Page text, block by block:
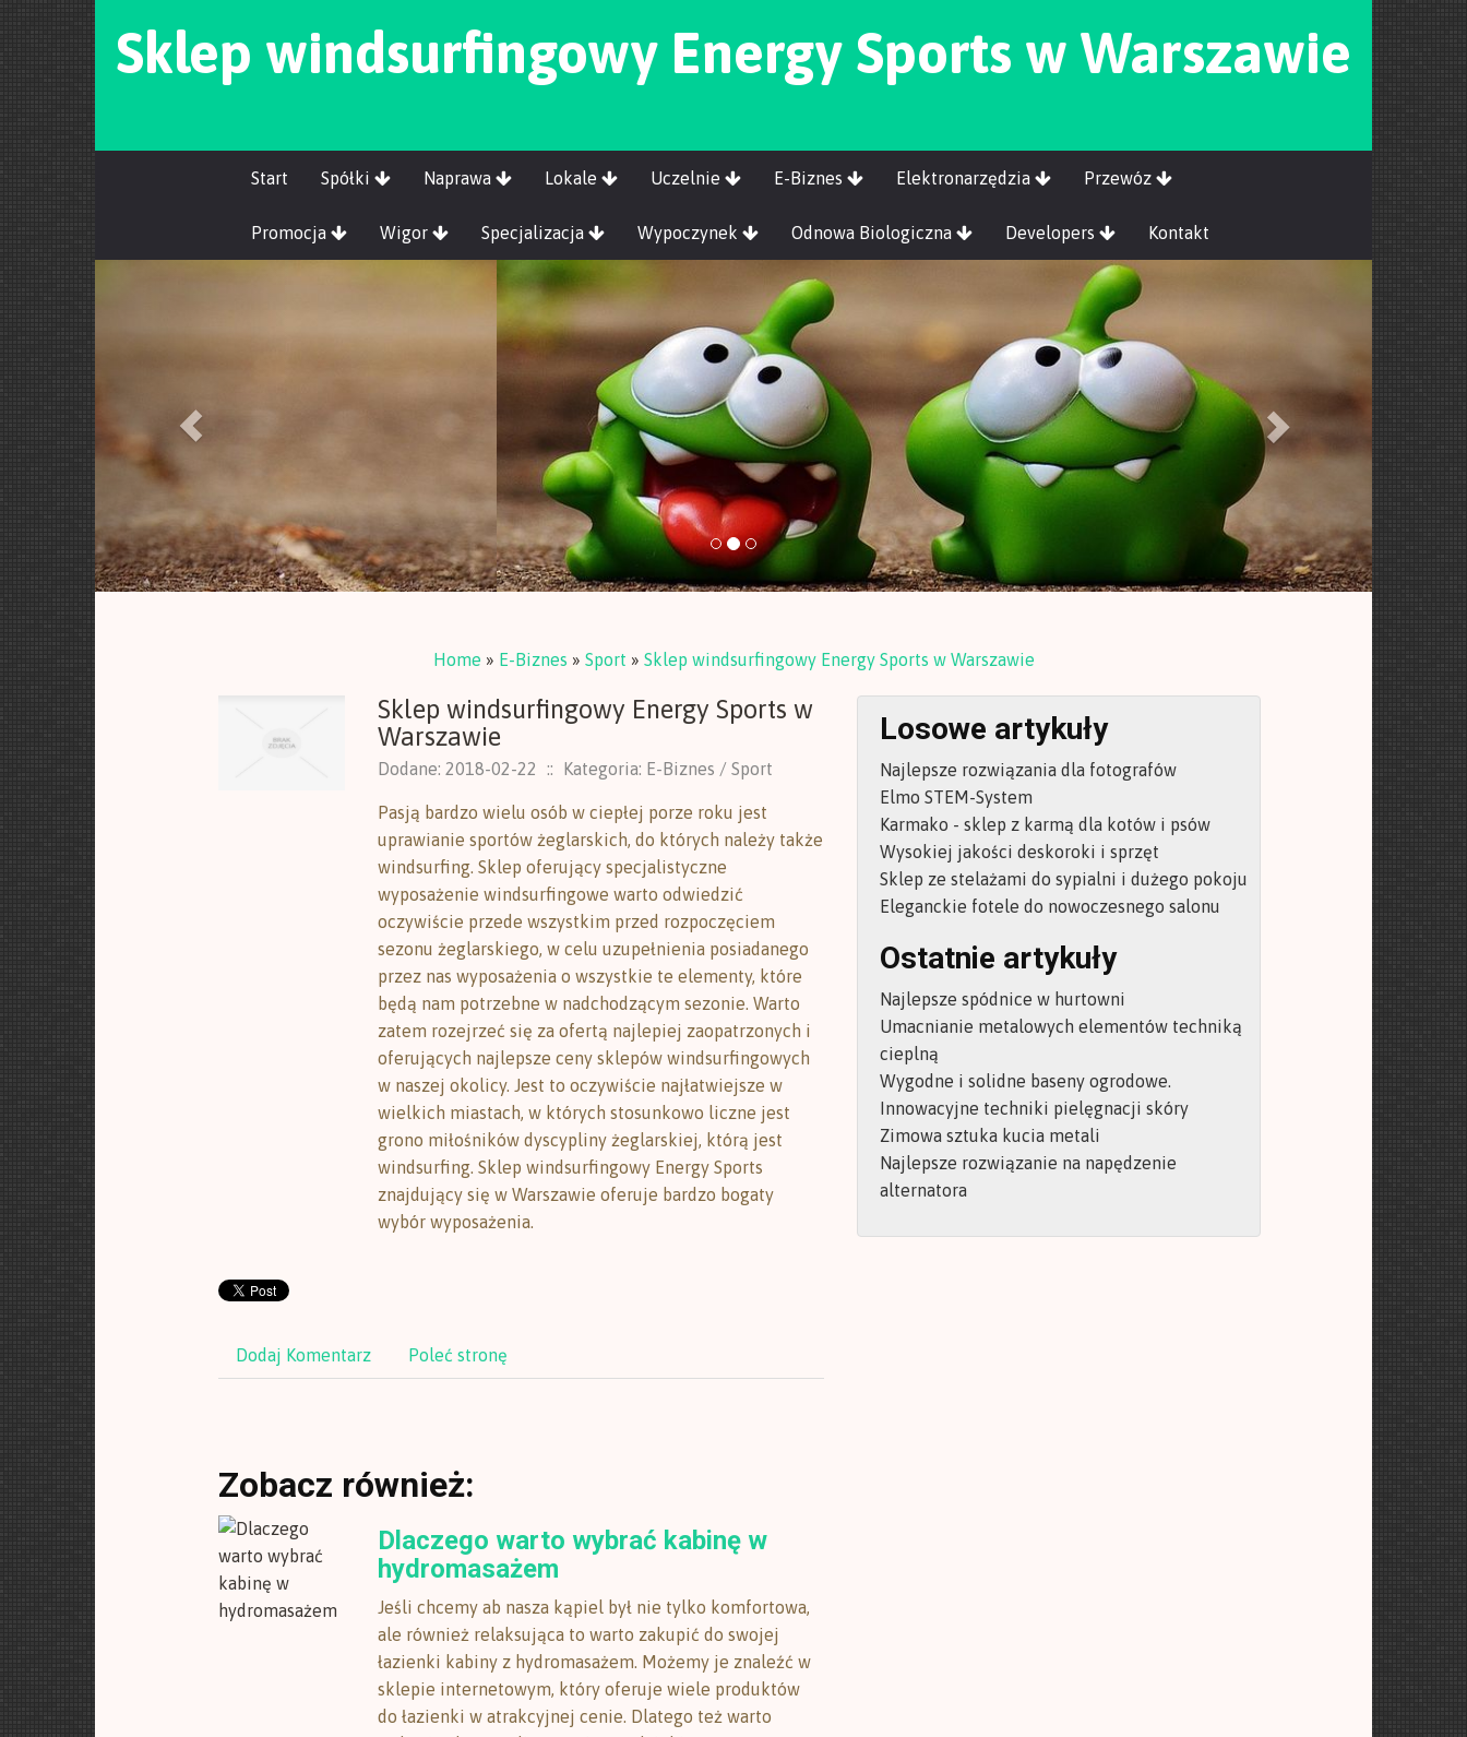
Sklep windsurfingowy Energy Sports w Warszawie
Start Spółki Naprawa Lokale Uczelnie E-Biznes Elektronarzędzia Przewóz
Promocja Wigor Specjalizacja Wypoczynek Odnowa Biologiczna Developers Kontakt
Home » E-Biznes » Sport » Sklep windsurfingowy Energy Sports w Warszawie
Sklep windsurfingowy Energy Sports w
Warszawie
Dodane: 2018-02-22 :: Kategoria: E-Biznes / Sport
Pasją bardzo wielu osób w ciepłej porze roku jest
uprawianie sportów żeglarskich, do których należy także
windsurfing. Sklep oferujący specjalistyczne
wyposażenie windsurfingowe warto odwiedzić
oczywiście przede wszystkim przed rozpoczęciem
sezonu żeglarskiego, w celu uzupełnienia posiadanego
przez nas wyposażenia o wszystkie te elementy, które
będą nam potrzebne w nadchodzącym sezonie. Warto
zatem rozejrzeć się za ofertą najlepiej zaopatrzonych i
oferujących najlepsze ceny sklepów windsurfingowych
w naszej okolicy. Jest to oczywiście najłatwiejsze w
wielkich miastach, w których stosunkowo liczne jest
grono miłośników dyscypliny żeglarskiej, którą jest
windsurfing. Sklep windsurfingowy Energy Sports
znajdujący się w Warszawie oferuje bardzo bogaty
wybór wyposażenia.
Dodaj Komentarz Poleć stronę
Zobacz również:
Dlaczego warto wybrać kabinę w
hydromasażem
Jeśli chcemy ab nasza kąpiel był nie tylko komfortowa,
ale również relaksująca to warto zakupić do swojej
łazienki kabiny z hydromasażem. Możemy je znaleźć w
sklepie internetowym, który oferuje wiele produktów
do łazienki w atrakcyjnej cenie. Dlatego też warto
Losowe artykuły
Najlepsze rozwiązania dla fotografów
Elmo STEM-System
Karmako - sklep z karmą dla kotów i psów
Wysokiej jakości deskoroki i sprzęt
Sklep ze stelażami do sypialni i dużego pokoju
Eleganckie fotele do nowoczesnego salonu
Ostatnie artykuły
Najlepsze spódnice w hurtowni
Umacnianie metalowych elementów techniką
cieplną
Wygodne i solidne baseny ogrodowe.
Innowacyjne techniki pielęgnacji skóry
Zimowa sztuka kucia metali
Najlepsze rozwiązanie na napędzenie
alternatora